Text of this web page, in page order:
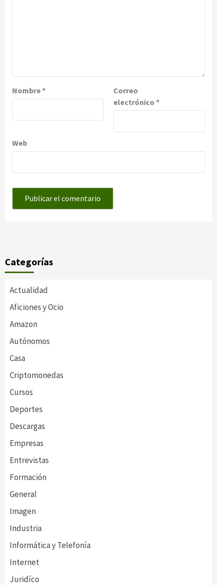
Nombre*
Correo
electrónico *
Web
Categorías
Actualidad
Aficiones y Ocio
Amazon
Autónomos
Casa
Criptomonedas
Cursos
Deportes
Descargas
Empresas
Entrevistas
Formación
General
Imagen
Industria
Informática y Telefonía
Internet
Juridíco